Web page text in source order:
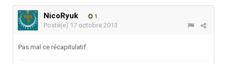
NicoRyuk 1
Posté(e) 17 octobre 2013
Pas mal ce récapitulatif.